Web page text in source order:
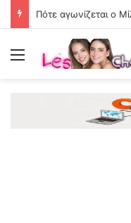
Menu